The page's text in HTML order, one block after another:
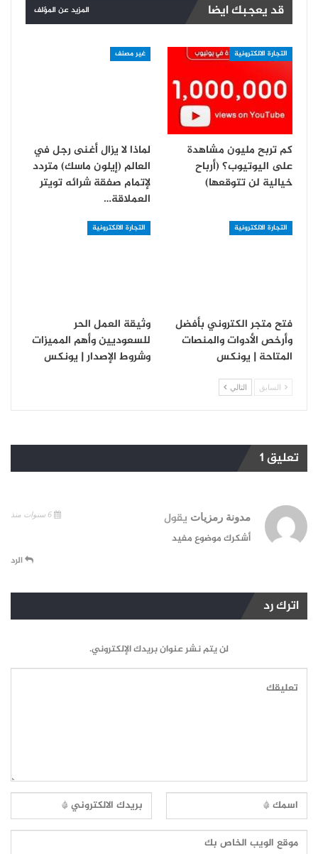
قد يعجبك ايضا المزيد عن المؤلف
التجارة الالكترونية
كم تربح مليون مشاهدة
على اليوتيوب؟ (أرباح
خيالية لن تتوقعها)
غير مصنف
لماذا لا يزال أغنى رجل في
العالم (إيلون ماسك) متردد
لإتمام صفقة شرائه تويتر
العملاقة…
التجارة الالكترونية
فتح متجر الكتروني بأفضل
وأرخص الأدوات والمنصات
المتاحة | يونكس
التجارة الالكترونية
وثيقة العمل الحر
للسعوديين وأهم المميزات
وشروط الإصدار | يونكس
السابق التالي
تعليق 1
مدونة رمزيات يقول
أشكرك موضوع مفيد
الرد
اترك رد
لن يتم نشر عنوان بريدك الإلكتروني.